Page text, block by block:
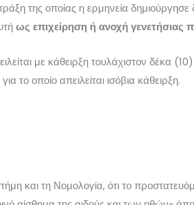
της οποίας η ερμηνεία δημιούργησε
ως επιχείρηση ή ανοχή γενετήσιας
με κάθειρξη τουλάχιστον δέκα (10)
το οποίο απειλείται ισόβια κάθειρξη.
και τη Νομολογία, ότι το